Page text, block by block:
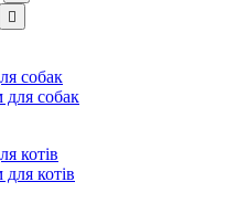

собак
собак
котів
котів